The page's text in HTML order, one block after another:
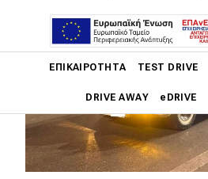
ΕΠΙΚΑΙΡΌΤΗΤΑ TEST DRIVE
DRIVE AWAY eDRIVE
Main navigation
Επικαιρότητα